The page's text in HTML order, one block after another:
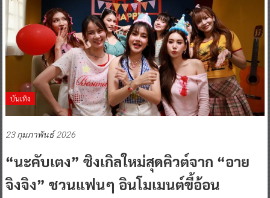
บันเทิง
23 กุมภาพันธ์ 2026
“นะคับเตง” ซิงเกิลใหม่สุดคิวต์จาก “อาย
จิงจิง” ชวนแฟนๆ อินโมเมนต์ขี้อ้อน